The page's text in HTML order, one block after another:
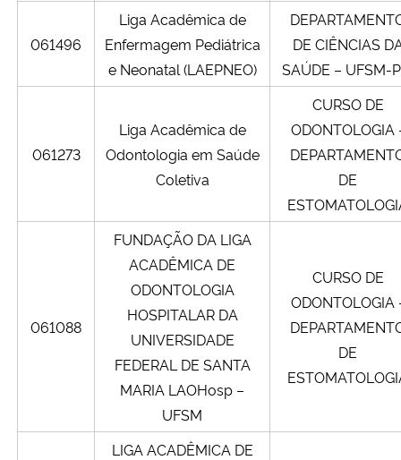
061496
Liga Acadêmica de
Enfermagem Pediátrica
e Neonatal (LAEPNEO)
DE CIÊNCIAS
SAÚDE – UFSM-
061273
Liga Acadêmica de
Odontologia em Saúde
Coletiva
CURSO DE
ODONTOLOGIA
DE
061088
FUNDAÇÃO DA LIGA
ACADÊMICA DE
ODONTOLOGIA
HOSPITALAR DA
UNIVERSIDADE
FEDERAL DE SANTA
MARIA LAOHosp –
UFSM
CURSO DE
ODONTOLOGIA
DE
LIGA ACADÊMICA DE